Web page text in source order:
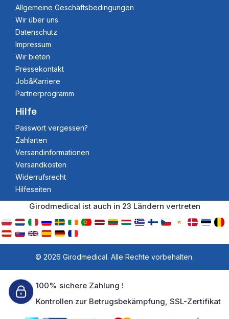
Allgemeine Geschäftsbedingungen
Wir über uns
Datenschutz
Impressum
Wir bieten
Pressekontakt
Job&Karriere
Partnerprogramm
Hilfe
Passwort vergessen?
Zahlarten
Versandinformationen
Versandkosten
Widerrufsrecht
Hilfeseiten
Girodmedical ist auch in 23 Ländern vertreten
© 2026 Girodmedical. Alle Rechte vorbehalten.
100% sichere Zahlung !
Kontrollen zur Betrugsbekämpfung, SSL-Zertifikat